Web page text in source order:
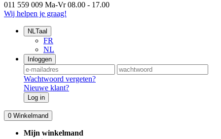
011 559 009 Ma-Vr 08.00 - 17.00
Wij helpen je graag!
NLTaal
FR
NL
Inloggen
Wachtwoord vergeten?
Nieuwe klant?
Log in
0 Winkelmand
Mijn winkelmand